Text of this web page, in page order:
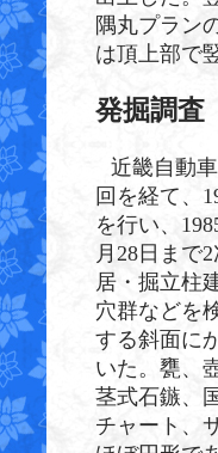
隅丸プラン
は頂上部で
発掘調査
近畿自動
回を経て、
を行い、
月28日まで
居・掘立柱
穴群などを
する斜面に
いた。甕、
茎式石鏃、
チャート、